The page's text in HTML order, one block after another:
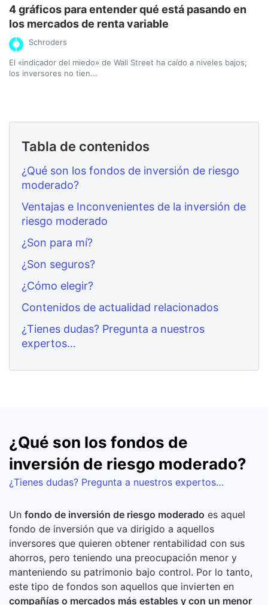
4 gráficos para entender qué está pasando en
los mercados de renta variable
Schroders
El «indicador del miedo» de Wall Street ha caído a niveles bajos;
los inversores no tien...
Tabla de contenidos
¿Qué son los fondos de inversión de riesgo
moderado?
Ventajas e Inconvenientes de la inversión de
riesgo moderado
¿Son para mí?
¿Son seguros?
¿Cómo elegir?
Contenidos de actualidad relacionados
¿Tienes dudas? Pregunta a nuestros
expertos…
¿Qué son los fondos de
inversión de riesgo moderado?
¿Tienes dudas? Pregunta a nuestros expertos…
Un fondo de inversión de riesgo moderado es aquel
fondo de inversión que va dirigido a aquellos
inversores que quieren obtener rentabilidad con sus
ahorros, pero teniendo una preocupación menor y
manteniendo su patrimonio bajo control. Por lo tanto,
este tipo de fondos son aquellos que invierten en
compañías o mercados más estables y con un menor